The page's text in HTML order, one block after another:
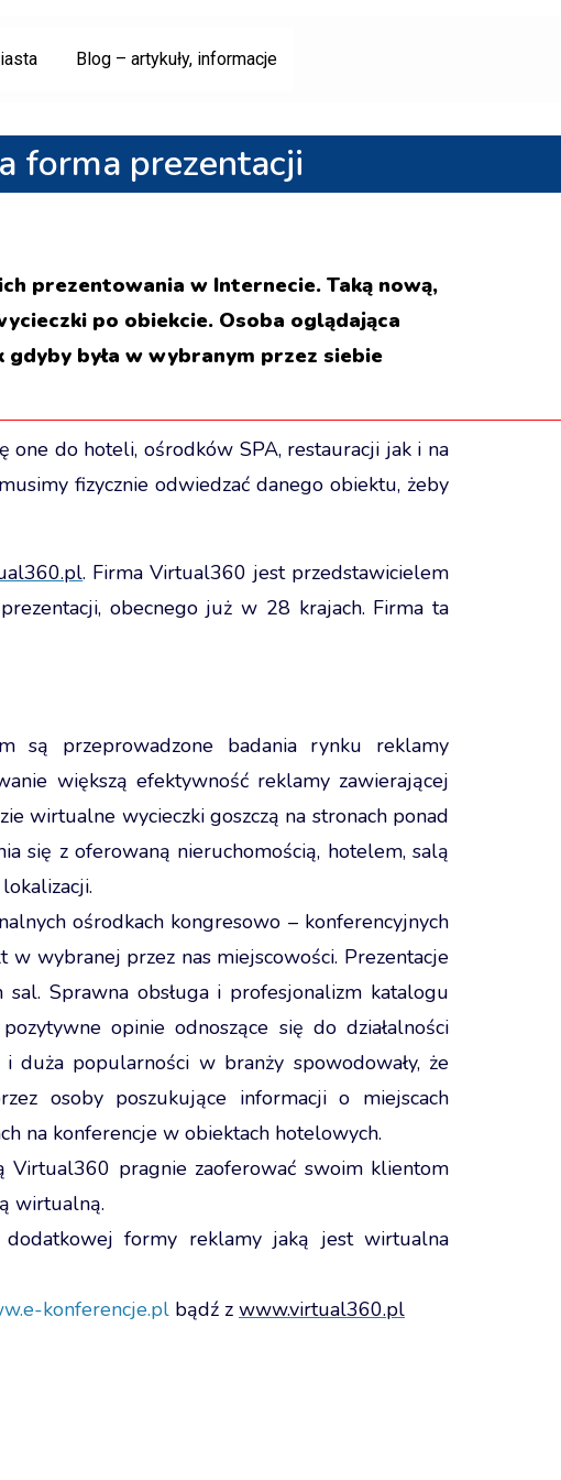
Blog – artykuły, informacje
forma prezentacji
prezentowania w Internecie. Taką nową,
po obiekcie. Osoba oglądająca
była w wybranym przez siebie
one do hoteli, ośrodków SPA, restauracji jak i na
fizycznie odwiedzać danego obiektu, żeby
. Firma Virtual360 jest przedstawicielem
obecnego już w 28 krajach. Firma ta
są przeprowadzone badania rynku reklamy
większą efektywność reklamy zawierającej
wirtualne wycieczki goszczą na stronach ponad
się z oferowaną nieruchomością, hotelem, salą
ośrodkach kongresowo – konferencyjnych
w wybranej przez nas miejscowości. Prezentacje
Sprawna obsługa i profesjonalizm katalogu
opinie odnoszące się do działalności
duża popularności w branży spowodowały, że
osoby poszukujące informacji o miejscach
na konferencje w obiektach hotelowych.
Virtual360 pragnie zaoferować swoim klientom
wirtualną.
formy reklamy jaką jest wirtualna
konferencje.pl bądź z www.virtual360.pl